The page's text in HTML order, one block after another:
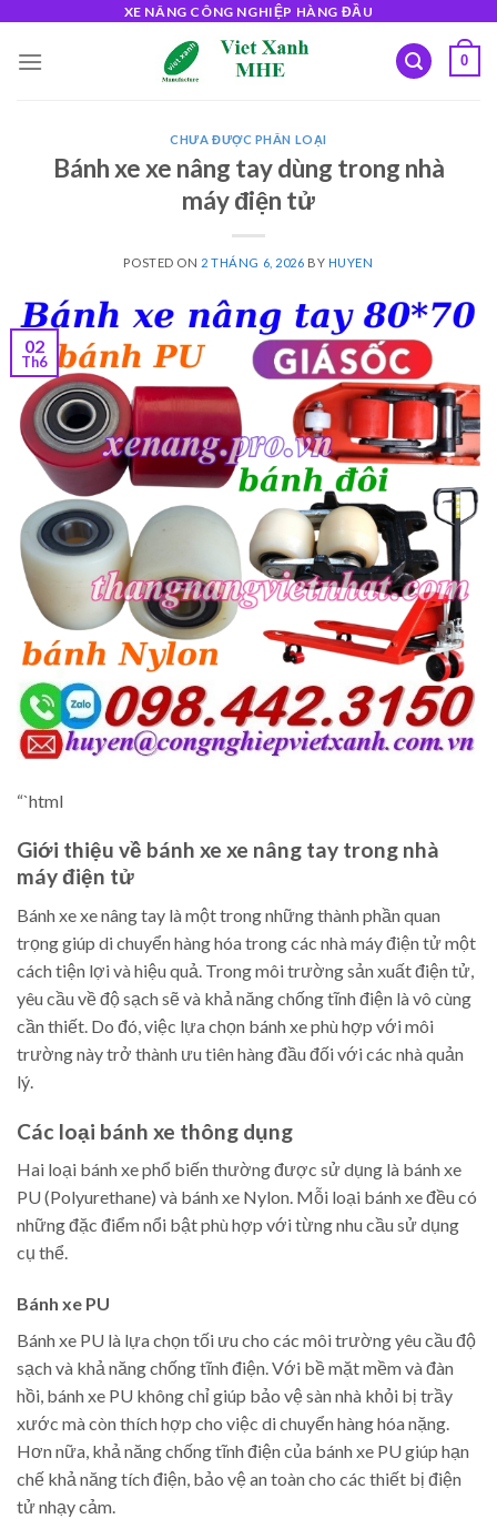
content
XE NÂNG CÔNG NGHIỆP HÀNG ĐẦU
0
CHƯA ĐƯỢC PHÂN LOẠI
Bánh xe xe nâng tay dùng trong nhà
máy điện tử
POSTED ON 2 THÁNG 6, 2026 BY HUYEN
02
Th6
“`html
Giới thiệu về bánh xe xe nâng tay trong nhà
máy điện tử
Bánh xe xe nâng tay là một trong những thành phần quan
trọng giúp di chuyển hàng hóa trong các nhà máy điện tử một
cách tiện lợi và hiệu quả. Trong môi trường sản xuất điện tử,
yêu cầu về độ sạch sẽ và khả năng chống tĩnh điện là vô cùng
cần thiết. Do đó, việc lựa chọn bánh xe phù hợp với môi
trường này trở thành ưu tiên hàng đầu đối với các nhà quản
lý.
Các loại bánh xe thông dụng
Hai loại bánh xe phổ biến thường được sử dụng là bánh xe
PU (Polyurethane) và bánh xe Nylon. Mỗi loại bánh xe đều có
những đặc điểm nổi bật phù hợp với từng nhu cầu sử dụng
cụ thể.
Bánh xe PU
Bánh xe PU là lựa chọn tối ưu cho các môi trường yêu cầu độ
sạch và khả năng chống tĩnh điện. Với bề mặt mềm và đàn
hồi, bánh xe PU không chỉ giúp bảo vệ sàn nhà khỏi bị trầy
xước mà còn thích hợp cho việc di chuyển hàng hóa nặng.
Hơn nữa, khả năng chống tĩnh điện của bánh xe PU giúp hạn
chế khả năng tích điện, bảo vệ an toàn cho các thiết bị điện
tử nhạy cảm.